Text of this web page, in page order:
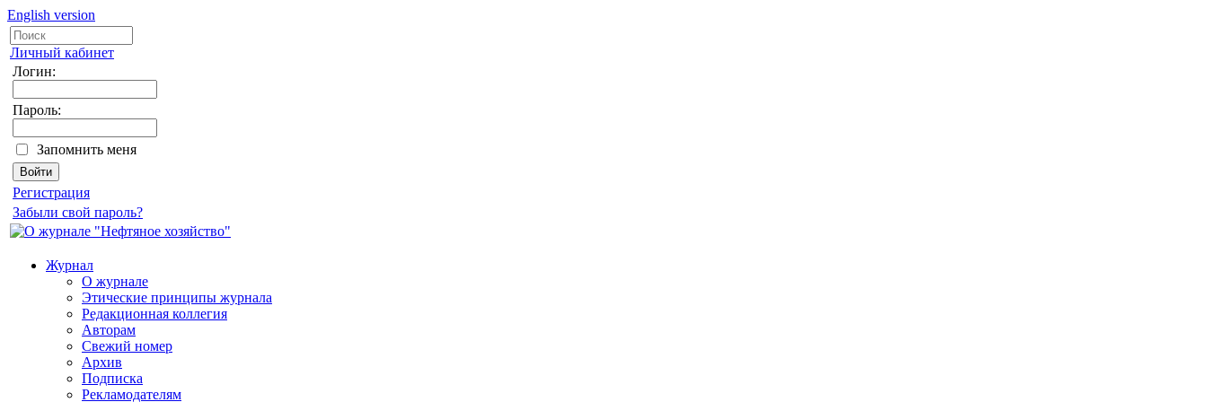
English version
Личный кабинет
Логин:
Пароль:
Запомнить меня
Регистрация
Забыли свой пароль?
Журнал
О журнале
Этические принципы журнала
Редакционная коллегия
Авторам
Свежий номер
Архив
Подписка
Рекламодателям